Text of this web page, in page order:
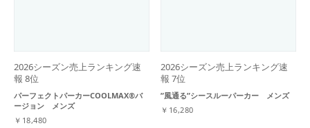
2026シーズン売上ランキング速
報 8位
パーフェクトパーカーCOOLMAX®バ
ージョン メンズ
￥18,480
2026シーズン売上ランキング速
報 7位
”風通る”シースルーパーカー メンズ
￥16,280